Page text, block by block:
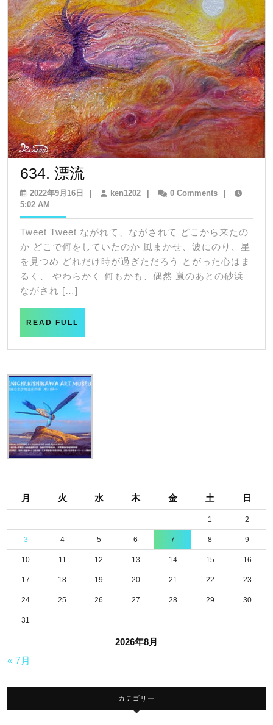
634. 漂流
漂
2022年9月16日 2022
月
16
日
| ken1202ken1202
| 0 Comments
|
5:02 AM
Tweet Tweet ながれて、ながされて どこから来たの
か どこで何をしていたのか 風まかせ、波にのり、星
を見つめ どれだけ時が過ぎただろう とがった心はま
るく、 やわらかく 何もかも、偶然 嵐のあとの砂浜
ながされ […]
READ FULL
2026年8月
月 火 水 木 金 土 日
1 2
3 4 5 6 7 8 9
10 11 12 13 14 15 16
17 18 19 20 21 22 23
24 25 26 27 28 29 30
31
« 7月
カテゴリー